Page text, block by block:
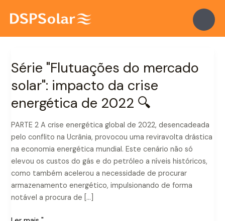
para
Série "Flutuações do mercado
solar": impacto da crise
energética de 2022 🔍
PARTE 2 A crise energética global de 2022, desencadeada
pelo conflito na Ucrânia, provocou uma reviravolta drástica
na economia energética mundial. Este cenário não só
elevou os custos do gás e do petróleo a níveis históricos,
como também acelerou a necessidade de procurar
armazenamento energético, impulsionando de forma
notável a procura de […]
Série
do
mercado
Impacto
da
crise
energética
de
2022
🔍